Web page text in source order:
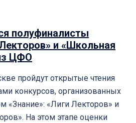
полуфиналисты
и «Школьная
ЦФО
пройдут открытые чтения
конкурсов, организованных
«Знание»: «Лиги Лекторов» и
На этом этапе оценки